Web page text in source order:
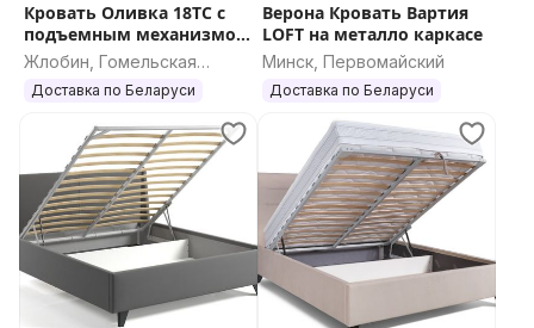
Кровать Оливка 18ТС с
подъемным механизмом
РБ
Жлобин, Гомельская
область
Доставка по Беларуси
Верона Кровать Вартия
LOFT на металло каркасе
Минск, Первомайский
Доставка по Беларуси